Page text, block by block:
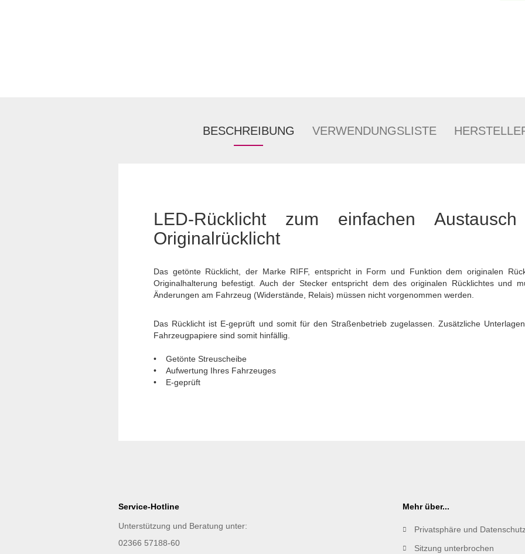
BESCHREIBUNG VERWENDUNGSLISTE
LED-Rücklicht zum einfachen
Originalrücklicht
Das getönte Rücklicht, der Marke RIFF, entspricht in Form und Funktion dem originalen
Originalhalterung befestigt. Auch der Stecker entspricht dem des originalen Rücklichtes und
Änderungen am Fahrzeug (Widerstände, Relais) müssen nicht vorgenommen werden.
Das Rücklicht ist E-geprüft und somit für den Straßenbetrieb zugelassen. Zusätzliche
Fahrzeugpapiere sind somit hinfällig.
• Getönte Streuscheibe
• Aufwertung Ihres Fahrzeuges
• E-geprüft
Service-Hotline
Unterstützung und Beratung unter:
02366 57188-60
Mehr über...
Privatsphäre und
Sitzung unterbrochen